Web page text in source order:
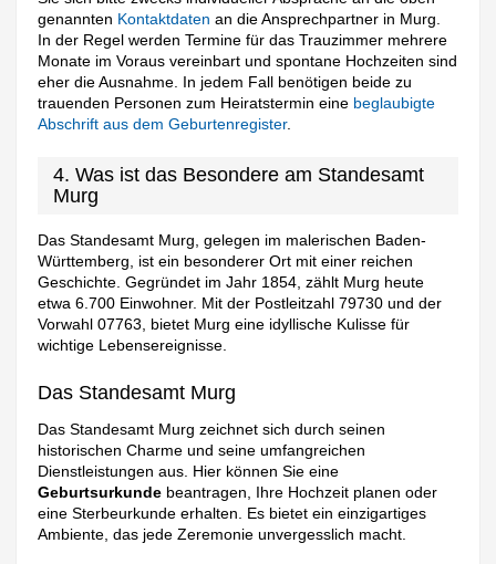
genannten Kontaktdaten an die Ansprechpartner in Murg.
In der Regel werden Termine für das Trauzimmer mehrere
Monate im Voraus vereinbart und spontane Hochzeiten sind
eher die Ausnahme. In jedem Fall benötigen beide zu
trauenden Personen zum Heiratstermin eine beglaubigte
Abschrift aus dem Geburtenregister.
4. Was ist das Besondere am Standesamt
Murg
Das Standesamt Murg, gelegen im malerischen Baden-
Württemberg, ist ein besonderer Ort mit einer reichen
Geschichte. Gegründet im Jahr 1854, zählt Murg heute
etwa 6.700 Einwohner. Mit der Postleitzahl 79730 und der
Vorwahl 07763, bietet Murg eine idyllische Kulisse für
wichtige Lebensereignisse.
Das Standesamt Murg
Das Standesamt Murg zeichnet sich durch seinen
historischen Charme und seine umfangreichen
Dienstleistungen aus. Hier können Sie eine
Geburtsurkunde beantragen, Ihre Hochzeit planen oder
eine Sterbeurkunde erhalten. Es bietet ein einzigartiges
Ambiente, das jede Zeremonie unvergesslich macht.